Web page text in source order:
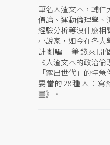
筆名人渣文本，輔仁
值論、運動倫理學、
經驗分析等沒什麼相
小說家，如今在各大
計劃騙一筆錢來開
《人渣文本的政治
「露出世代」的特
要當的28種人：寫
畫》。